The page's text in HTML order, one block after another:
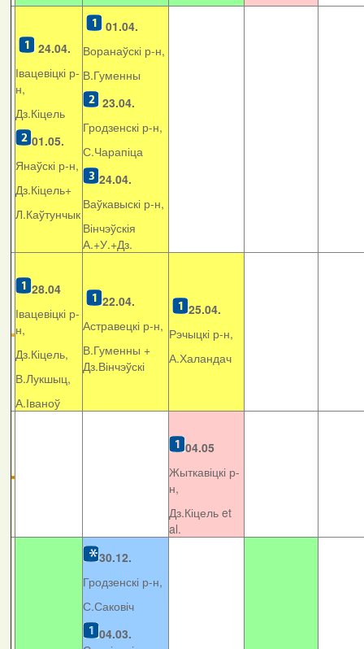
24.04.
Івацевіцкі р-
н,
Дз.Кіцель
01.05.
Янаўскі р-н,
Дз.Кіцель+
Л.Каўтунчык
01.04.
Воранаўскі р-н,
В.Гуменны
23.04.
Гродзенскі р-н,
С.Чарапіца
24.04.
Ваўкавыскі р-н,
Вінчэўскія
А.+У.+Дз.
28.04
Івацевіцкі р-
н,
Дз.Кіцель,
В.Лукшыц,
А.Іваноў
22.04.
Астравецкі р-н,
В.Гуменны +
Дз.Вінчэўскі
25.04.
Рэчыцкі р-н,
А.Халандач
04.05
Жыткавіцкі р-
н,
Дз.Кіцель et
al.
30.12.
Гродзенскі р-н,
С.Саковіч
04.03.